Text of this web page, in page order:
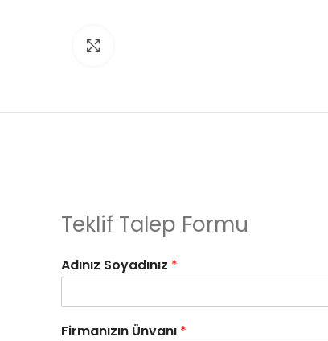
Teklif Talep Formu
Adınız Soyadınız *
Firmanızın Ünvanı *